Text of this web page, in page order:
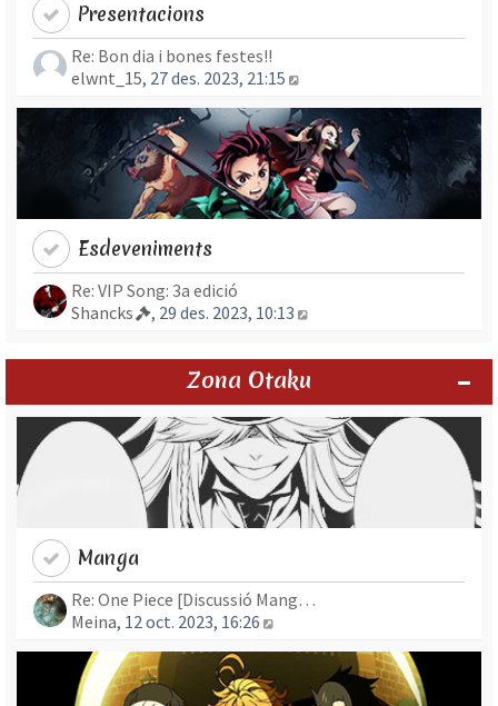
Presentacions
Re: Bon dia i bones festes!!
elwnt_15, 27 des. 2023, 21:15
Esdeveniments
Re: VIP Song: 3a edició
Shancks
, 29 des. 2023, 10:13
Zona Otaku
Manga
Re: One Piece [Discussió Mang…
Meina, 12 oct. 2023, 16:26